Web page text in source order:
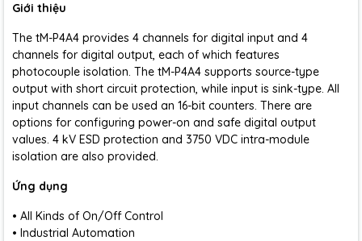
Giới thiệu
The tM-P4A4 provides 4 channels for digital input and 4
channels for digital output, each of which features
photocouple isolation. The tM-P4A4 supports source-type
output with short circuit protection, while input is sink-type. All
input channels can be used an 16-bit counters. There are
options for configuring power-on and safe digital output
values. 4 kV ESD protection and 3750 VDC intra-module
isolation are also provided.
Ứng dụng
• All Kinds of On/Off Control
• Industrial Automation